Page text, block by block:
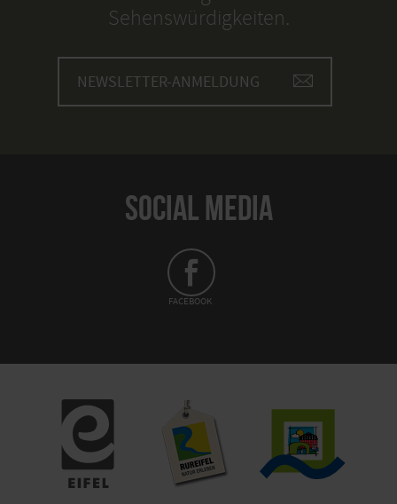
14. Oktober 2026
15. Oktober 2026
Um 14:00 Uhr
Um 14:00 Uhr
21. Oktober 2026
Um 14:00 Uhr
22. Oktober 2026
Um 14:00 Uhr
Sehenswürdigkeiten.
NEWSLETTER-ANMELDUNG
SOCIAL MEDIA
FACEBOOK